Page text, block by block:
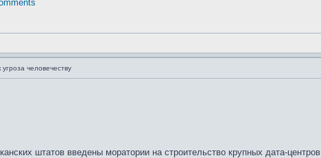
человечеству
штатов введены моратории на строительство крупных дата-центров